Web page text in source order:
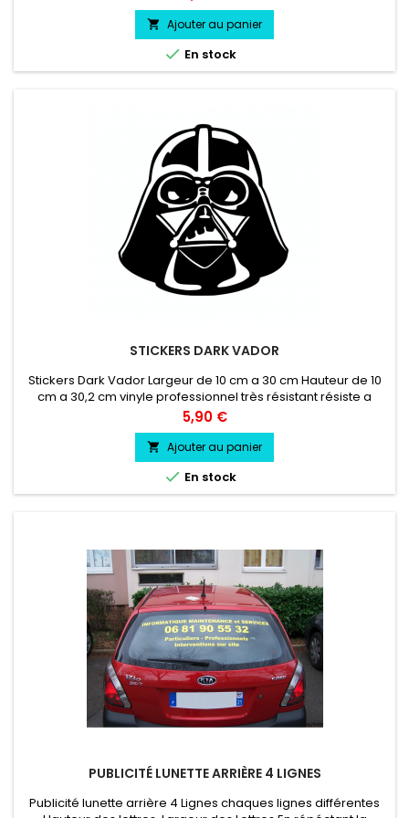
 Ajouter au panier
 En stock
STICKERS DARK VADOR
Stickers Dark Vador Largeur de 10 cm a 30 cm Hauteur de 10
cm a 30,2 cm vinyle professionnel très résistant résiste a
l'eau, essence, chaleur, froid.
Prix
5,90 €
 Ajouter au panier
 En stock
PUBLICITÉ LUNETTE ARRIÈRE 4 LIGNES
Publicité lunette arrière 4 Lignes chaques lignes différentes